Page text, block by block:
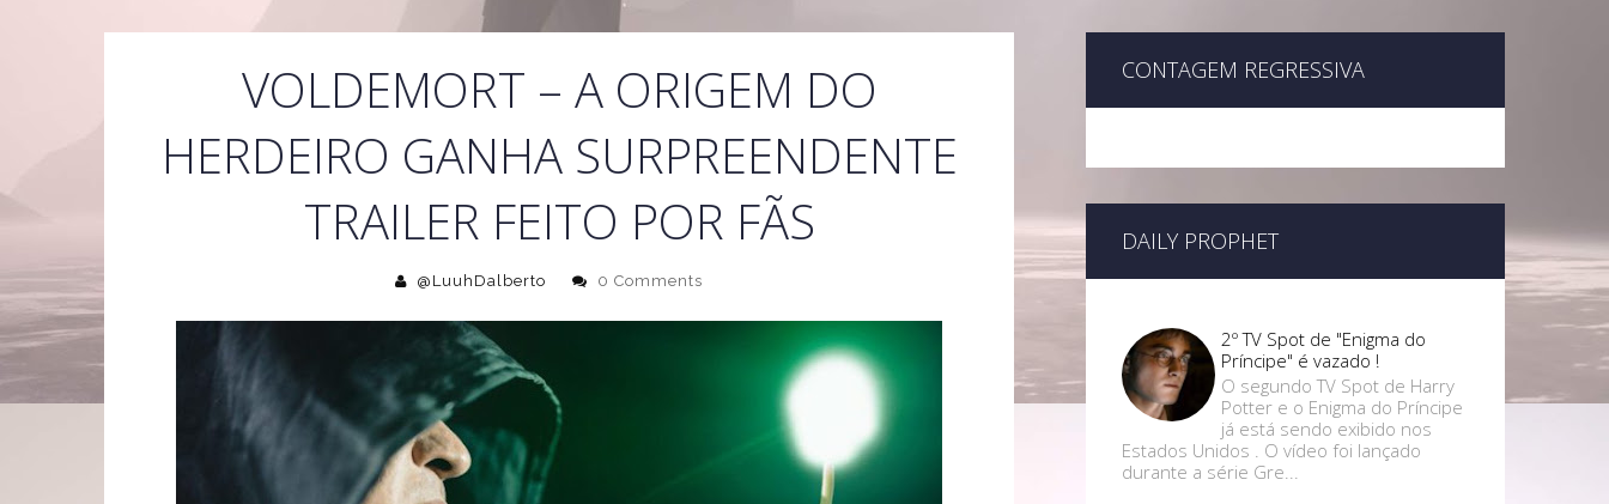
VOLDEMORT – A ORIGEM DO
HERDEIRO GANHA SURPREENDENTE
TRAILER FEITO POR FÃS
@LuuhDalberto 0 Comments
CONTAGEM REGRESSIVA
DAILY PROPHET
2º TV Spot de "Enigma do
Príncipe" é vazado !
O segundo TV Spot de Harry
Potter e o Enigma do Príncipe
já está sendo exibido nos
Estados Unidos . O vídeo foi lançado
durante a série Gre...